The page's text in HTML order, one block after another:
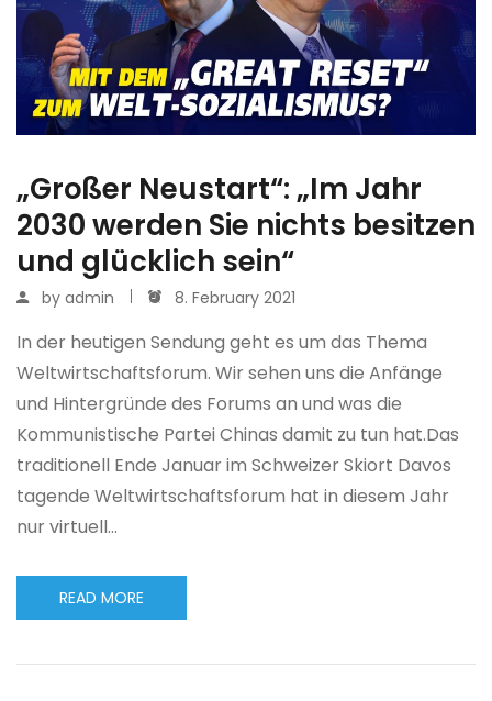
„Großer Neustart“: „Im Jahr
2030 werden Sie nichts besitzen
und glücklich sein“
by admin 8. February 2021
In der heutigen Sendung geht es um das Thema
Weltwirtschaftsforum. Wir sehen uns die Anfänge
und Hintergründe des Forums an und was die
Kommunistische Partei Chinas damit zu tun hat.Das
traditionell Ende Januar im Schweizer Skiort Davos
tagende Weltwirtschaftsforum hat in diesem Jahr
nur virtuell…
READ MORE